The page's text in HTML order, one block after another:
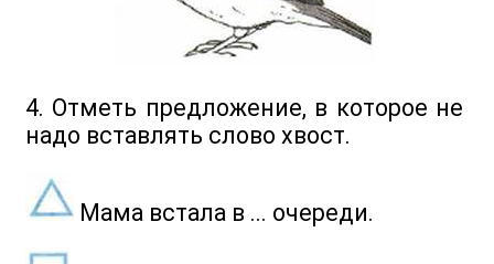
4. Отметь предложение, в которое не
надо вставлять слово хвост.
Мама встала в ... очереди.